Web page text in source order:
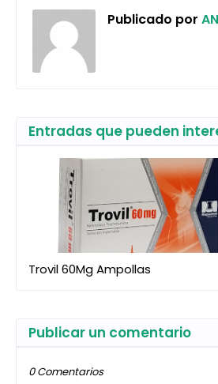
Publicado por
Entradas que pueden
Trovil 60Mg Ampollas
Publicar un comentario
0 Comentarios